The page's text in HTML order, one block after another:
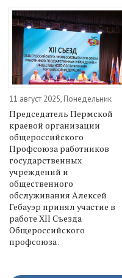
11 август 2025, Понедельник
Председатель Пермской
краевой организации
общероссийского
Профсоюза работников
государственных
учреждений и
общественного
обслуживания Алексей
Гебауэр принял участие в
работе XII Съезда
Общероссийского
профсоюза .